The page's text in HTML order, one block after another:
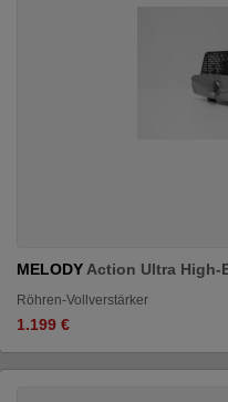
MELODY Action Ultra High-
Röhren-Vollverstärker
1.199 €